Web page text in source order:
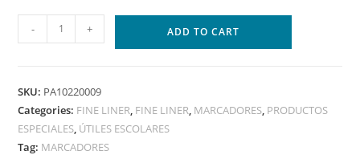
- + ADD TO CART
SKU: PA10220009
Categories: FINE LINER, FINE LINER, MARCADORES, PRODUCTOS
ESPECIALES, ÚTILES ESCOLARES
Tag: MARCADORES